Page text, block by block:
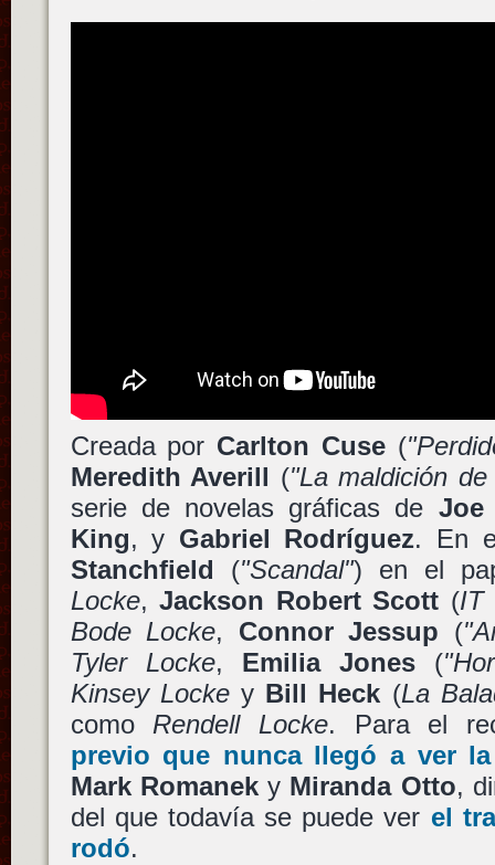
Creada por Carlton Cuse (
Meredith Averill ("La maldición
serie de novelas gráficas de Joe
King, y Gabriel Rodríguez. En
Stanchfield ("Scandal") en el
Locke,Jackson Robert Scott (IT
Bode Locke, Connor Jessup (
Tyler Locke, Emilia Jones(
Kinsey Lockey Bill Heck (La
como Rendell Locke. Para el
previo que nunca llegó a ver
Mark Romaneky Miranda Otto,
del que todavía se puede ver el
rodó.